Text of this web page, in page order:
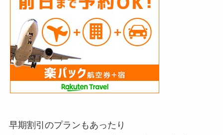
早期割引のプランもあったり